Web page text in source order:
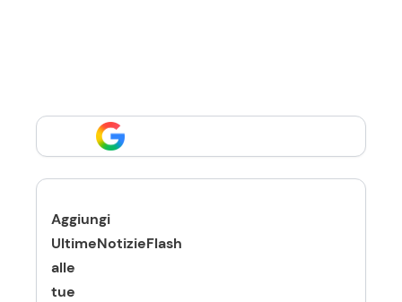
Aggiungi
UltimeNotizieFlash
alle
tue